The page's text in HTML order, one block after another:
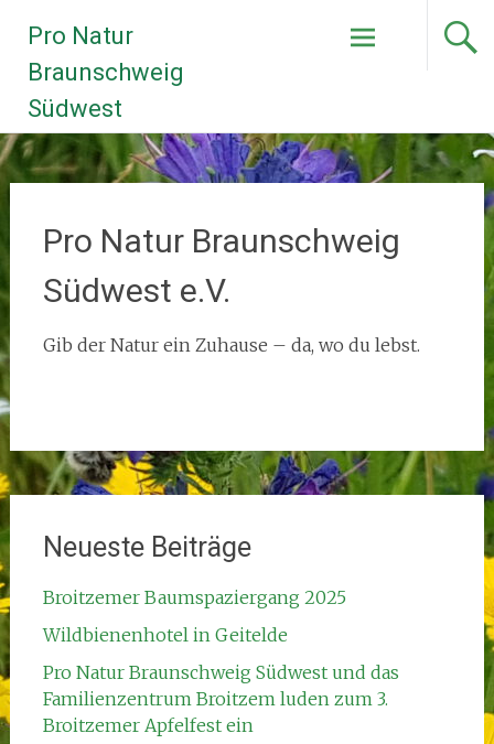
Inhalt
springen
Pro Natur
Braunschweig
Südwest
Pro Natur Braunschweig
Südwest e.V.
Gib der Natur ein Zuhause – da, wo du lebst.
Neueste Beiträge
Broitzemer Baumspaziergang 2025
Wildbienenhotel in Geitelde
Pro Natur Braunschweig Südwest und das
Familienzentrum Broitzem luden zum 3.
Broitzemer Apfelfest ein